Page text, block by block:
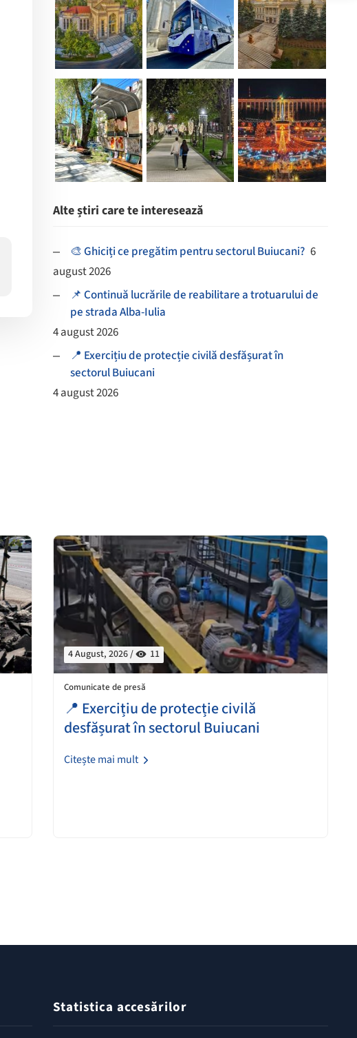
Alte știri care te interesează
🎨 Ghiciți ce pregătim pentru sectorul Buiucani? 6
august 2026
📌 Continuă lucrările de reabilitare a trotuarului de
pe strada Alba-Iulia
4 august 2026
📍 Exercițiu de protecție civilă desfășurat în
sectorul Buiucani
4 august 2026
4 August, 2026 / 11
Comunicate de presă
📍 Exercițiu de protecție civilă
desfășurat în sectorul Buiucani
Citește mai mult
Statistica accesărilor